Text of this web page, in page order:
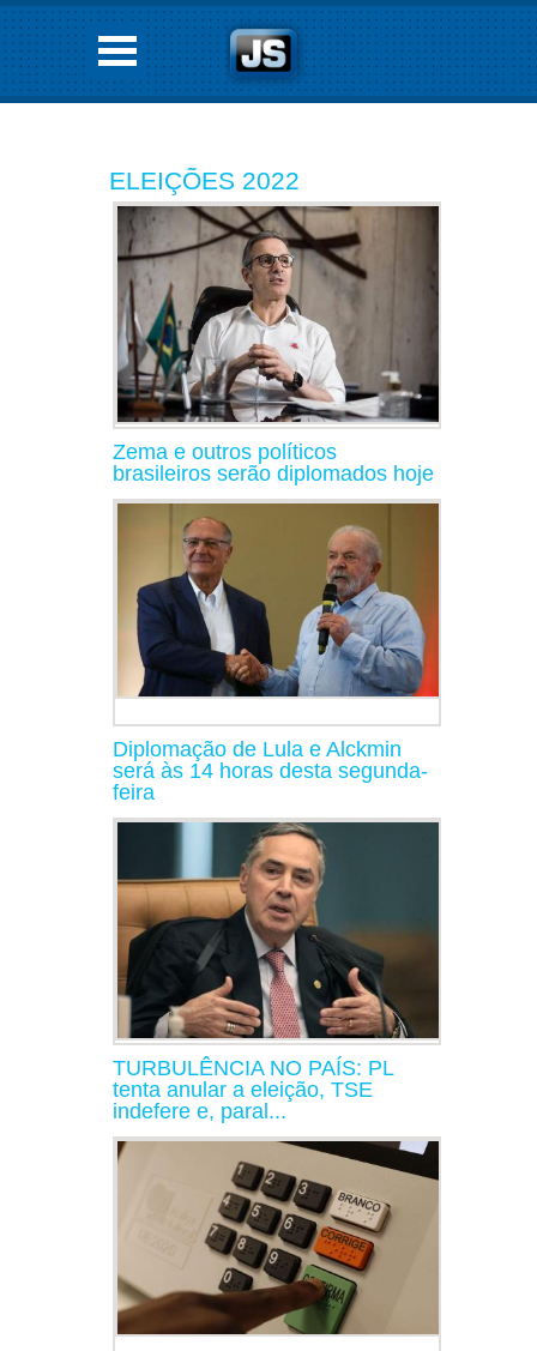
ELEIÇÕES 2022
Zema e outros políticos
brasileiros serão diplomados hoje
Diplomação de Lula e Alckmin
será às 14 horas desta segunda-
feira
TURBULÊNCIA NO PAÍS: PL
tenta anular a eleição, TSE
indefere e, paral...